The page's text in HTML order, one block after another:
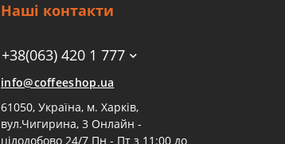
Наші контакти
+38(063) 420 1 777
info@coffeeshop.ua
61050, Україна, м. Харків,
вул.Чигирина, 3 Онлайн -
цілодобово 24/7 Пн - Пт з 11:00 до